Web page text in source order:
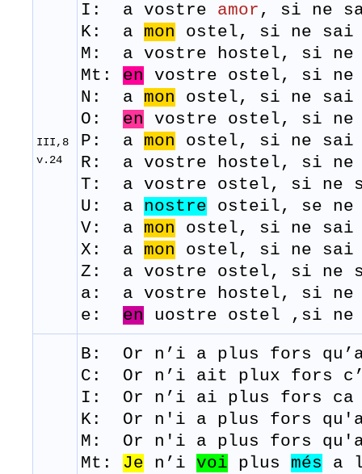
III,8
v.24
I: a vostre amor , si ne
K: a mon ostel, si ne sai
M: a vostre hostel, si
Mt: en vostre ostel, si
N: a mon ostel, si ne sai
O: en vostre ostel, si
P: a mon ostel, si ne sai
R: ​ a vostre hostel, si
T: a vostre ostel, si ne
U: a nostre osteil, se ne
V: a mon ostel, si ne sai
X: a mon ostel, si ne sai
Z: a vostre ostel, si ne
a: a vostre hostel, si
e: en uostre ostel ,si
B: Or n’i a plus fors
C: Or n’i ait plux fors
I: Or n’i ai plus fors ca
K: Or n'i a plus fors qu'a
M: Or n'i a plus fors
Mt: Je n’i voi plus més a